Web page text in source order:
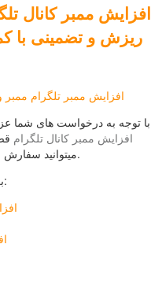
افزایش ممبر کانال
ریزش و تضمینی با
با توجه به درخواست های شما
افزایش ممبر کانال تلگرام
میتوانید سفارش خرید ممبر کانال تلگرام خود را ارسال کنید.
برخی از امکانات این سایت عبارت است از: